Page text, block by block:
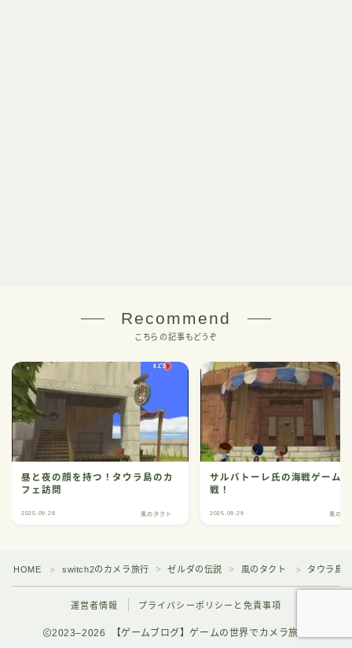
Recommend
こちらの記事もどうぞ
昼と夜の顔を持つ！タウラ島のカ
フェ訪問
2025.09.28 風のタクト
サルバトーレ氏の海戦ゲーム
戦！
2025.09.29 風のタ
HOME ＞ switch2のカメラ旅行 ＞ ゼルダの伝説 ＞ 風のタクト ＞ タウラ島
運営者情報 プライバシーポリシーと免責事項
2023–2026 【ゲームブログ】ゲームの世界でカメラ旅行